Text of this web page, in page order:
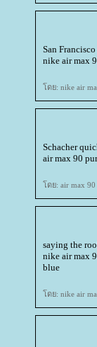
San
nike air max
ดย: nike air
Schacher
air max 90
ดย: air max 90
saying the
nike air max
blue
ดย: nike air